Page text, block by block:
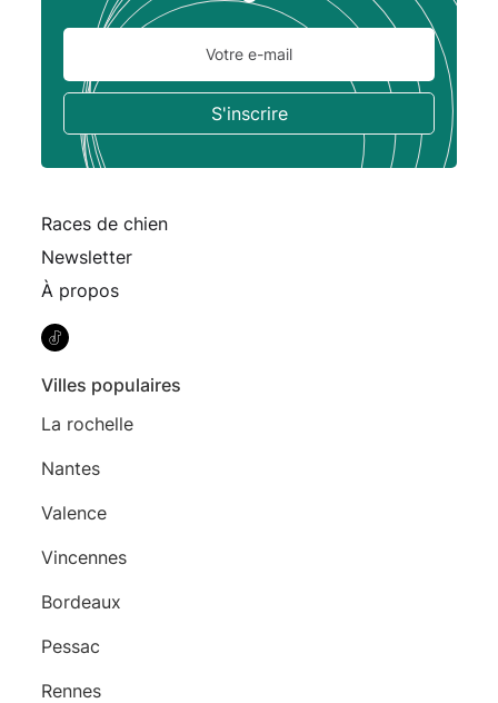
Races de chien
Newsletter
À propos
Villes populaires
La rochelle
Nantes
Valence
Vincennes
Bordeaux
Pessac
Rennes